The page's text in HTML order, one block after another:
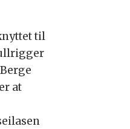
til
at